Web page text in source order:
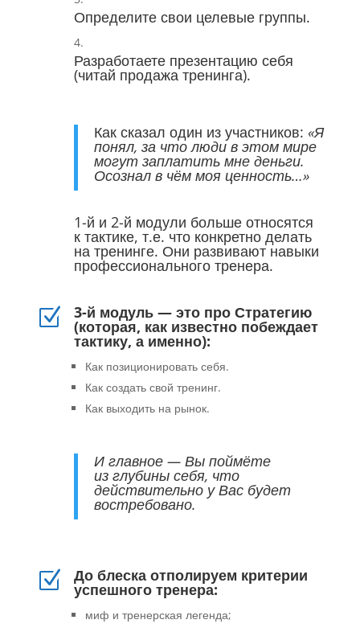
Определите свои целевые группы.
Разработаете презентацию себя
(читай продажа тренинга).
Как сказал один из участников: «Я
понял, за что люди в этом мире
могут заплатить мне деньги.
Осознал в чём моя ценность…»
1-й и 2-й модули больше относятся
к тактике, т.е. что конкретно делать
на тренинге. Они развивают навыки
профессионального тренера.
Z 3-й модуль — это про Стратегию
(которая, как известно побеждает
тактику, а именно):
Как позиционировать себя.
Как создать свой тренинг.
Как выходить на рынок.
И главное — Вы поймёте
из глубины себя, что
действительно у Вас будет
востребовано.
Z До блеска отполируем критерии
успешного тренера:
миф и тренерская легенда;